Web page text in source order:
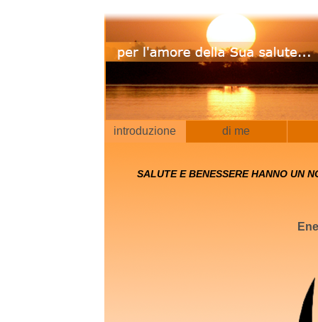
introduzione di me
SALUTE E BENESSERE HANNO UN